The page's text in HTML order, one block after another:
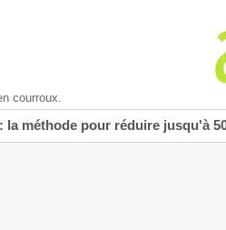
courroux.
méthode pour réduire jusqu'à